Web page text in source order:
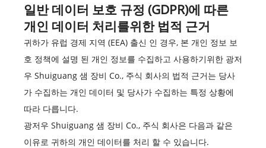
일반 데이터 보호 규정 (GDPR)에 따른
개인 데이터 처리를위한 법적 근거
귀하가 유럽 경제 지역 (EEA) 출신 인 경우, 본 개인 정보 보
호 정책에 설명 된 개인 정보를 수집하고 사용하기위한 광저
우 Shuiguang 샘 장비 Co., 주식 회사의 법적 근거는 당사
가 수집하는 개인 데이터 및 당사가 수집하는 특정 상황에
따라 다릅니다.
광저우 Shuiguang 샘 장비 Co., 주식 회사은 다음과 같은
이유로 귀하의 개인 데이터를 처리 할 수 있습니다.